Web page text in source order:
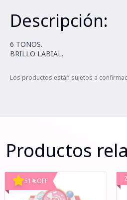
Descripción:
6 TONOS.
BRILLO LABIAL.
Los productos están sujetos a
Productos
51 %OFF